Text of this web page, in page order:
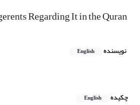
Regarding It in the Quran
نویسنده English
چکیده
English